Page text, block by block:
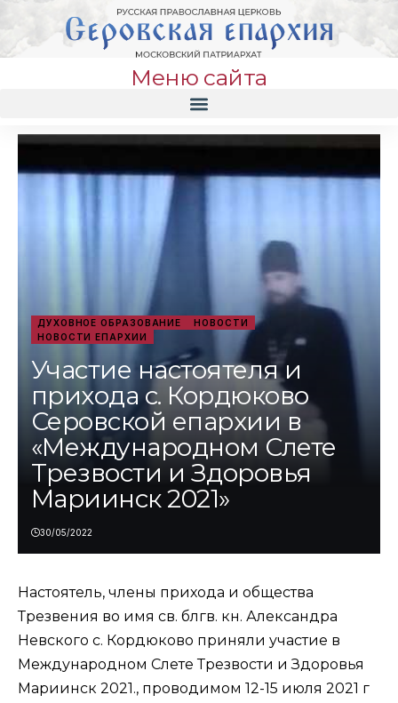
Меню сайта
ДУХОВНОЕ ОБРАЗОВАНИЕ
НОВОСТИ
НОВОСТИ ЕПАРХИИ
Участие настоятеля и
прихода с. Кордюково
Серовской епархии в
«Международном Слете
Трезвости и Здоровья
Мариинск 2021»
30/05/2022
Настоятель, члены прихода и общества
Трезвения во имя св. блгв. кн. Александра
Невского с. Кордюково приняли участие в
Международном Слете Трезвости и Здоровья
Мариинск 2021., проводимом 12-15 июля 2021 г